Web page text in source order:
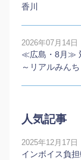
香川
2026年07月14日
≪広島・8月≫
～リアルみん
人気記事
2025年12月17日
インボイス負